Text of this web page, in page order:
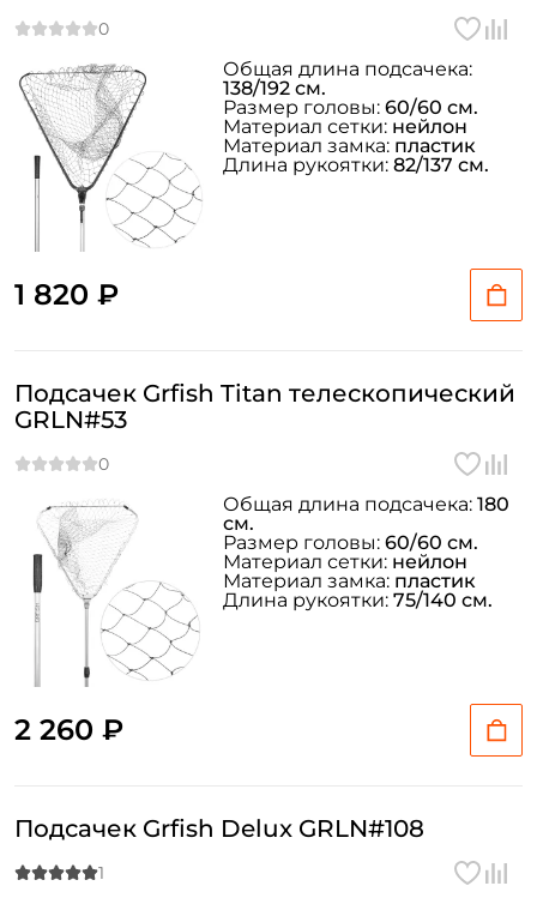
1 820 ₽
Общая длина подсачека:
138/192 см.
Размер головы: 60/60 см.
Материал сетки: нейлон
Материал замка: пластик
Длина рукоятки: 82/137 см.
Подсачек Grfish Titan телескопический
GRLN#53
2 260 ₽
Общая длина подсачека: 180
см.
Размер головы: 60/60 см.
Материал сетки: нейлон
Материал замка: пластик
Длина рукоятки: 75/140 см.
Подсачек Grfish Delux GRLN#108